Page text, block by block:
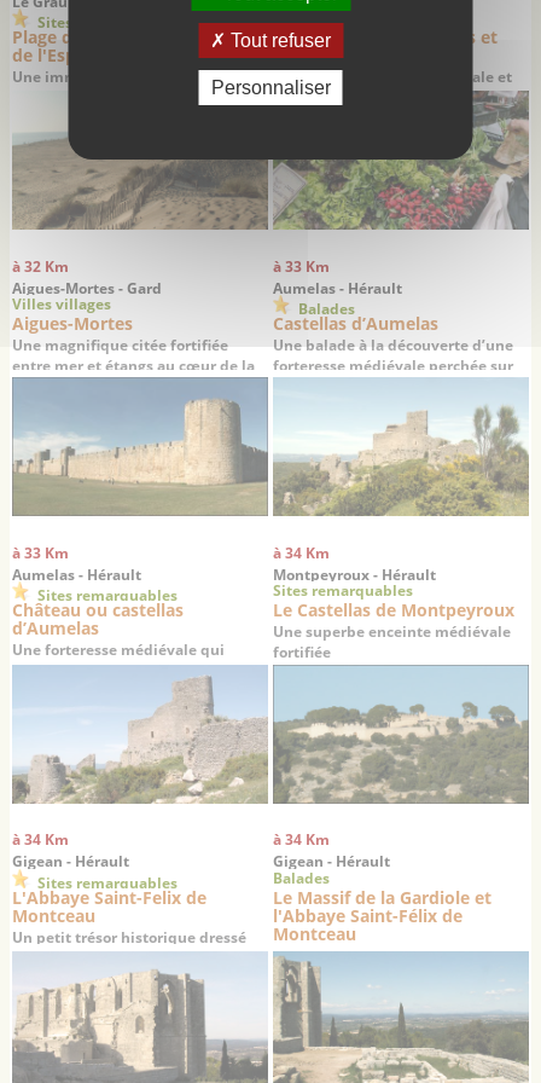
Sites remarquables
Plage de l'Espiguette, pointe
de l'Espiguette
Une immensité sublime et
Marché des producteurs et
Bio du Grau du Roi
Honneur à la production locale et
aux produits biologiques
à 32 Km
Aigues-Mortes - Gard
Villes villages
Aigues-Mortes
Une magnifique citée fortifiée
entre mer et étangs au cœur de la
à 33 Km
Aumelas - Hérault
Balades
Castellas d’Aumelas
Une balade à la découverte d’une
forteresse médiévale perchée sur
à 33 Km
Aumelas - Hérault
Sites remarquables
Château ou castellas
d’Aumelas
Une forteresse médiévale qui
veille depuis 1000 ans sur la plaine
du haut de son éperon rocheux
à 34 Km
Montpeyroux - Hérault
Sites remarquables
Le Castellas de Montpeyroux
Une superbe enceinte médiévale
fortifiée
à 34 Km
Gigean - Hérault
Sites remarquables
L'Abbaye Saint-Felix de
Montceau
Un petit trésor historique dressé
sur un promontoire offrant une
superbe vue sur la plaine de
Gigean
à 34 Km
Gigean - Hérault
Balades
Le Massif de la Gardiole et
l'Abbaye Saint-Félix de
Montceau
Tout refuser
Personnaliser